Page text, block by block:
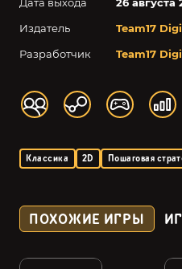
Издатель
Team17
Разработчик
Team17
Классика 2D Пошаговая
ПОХОЖИЕ ИГРЫ